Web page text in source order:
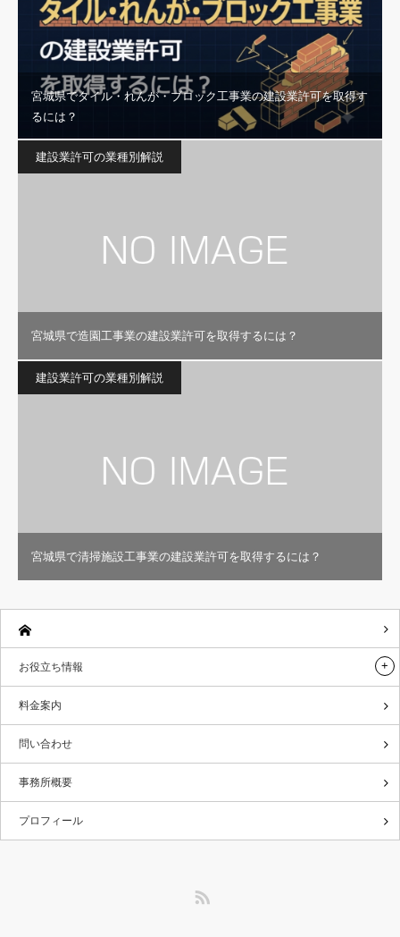
宮城県でタイル・れんが・ブロック工事業の建設業許可を取得す
るには？
建設業許可の業種別解説
宮城県で造園工事業の建設業許可を取得するには？
建設業許可の業種別解説
宮城県で清掃施設工事業の建設業許可を取得するには？
お役立ち情報
料金案内
問い合わせ
事務所概要
プロフィール